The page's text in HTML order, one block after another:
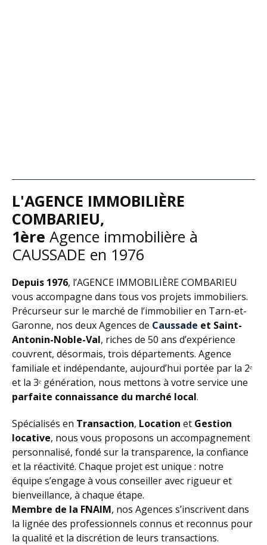
L'AGENCE IMMOBILIÈRE
COMBARIEU,
1ère Agence immobilière à
CAUSSADE en 1976
Depuis 1976, l’AGENCE IMMOBILIÈRE COMBARIEU
vous accompagne dans tous vos projets immobiliers.
Précurseur sur le marché de l’immobilier en Tarn-et-
Garonne, nos deux Agences de Caussade et Saint-
Antonin-Noble-Val, riches de 50 ans d’expérience
couvrent, désormais, trois départements. Agence
familiale et indépendante, aujourd’hui portée par la 2ᵉ
et la 3ᵉ génération, nous mettons à votre service une
parfaite connaissance du marché local.
Spécialisés en Transaction, Location et Gestion
locative, nous vous proposons un accompagnement
personnalisé, fondé sur la transparence, la confiance
et la réactivité. Chaque projet est unique : notre
équipe s’engage à vous conseiller avec rigueur et
bienveillance, à chaque étape.
Membre de la FNAIM, nos Agences s’inscrivent dans
la lignée des professionnels connus et reconnus pour
la qualité et la discrétion de leurs transactions.